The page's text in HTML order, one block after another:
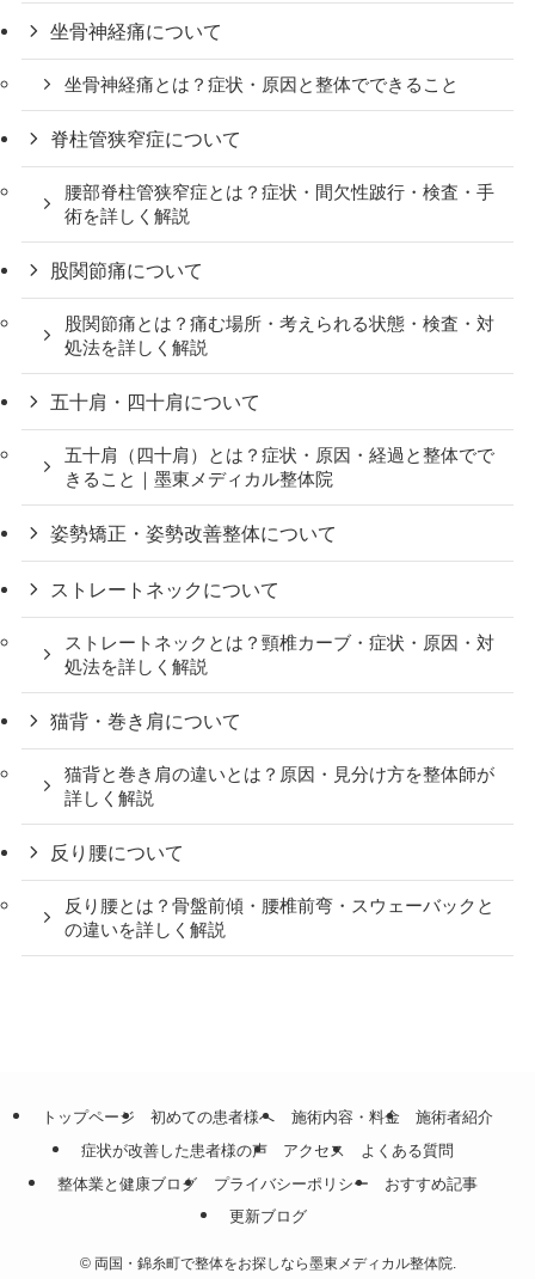
坐骨神経痛について
坐骨神経痛とは？症状・原因と整体でできること
脊柱管狭窄症について
腰部脊柱管狭窄症とは？症状・間欠性跛行・検査・手
術を詳しく解説
股関節痛について
股関節痛とは？痛む場所・考えられる状態・検査・対
処法を詳しく解説
五十肩・四十肩について
五十肩（四十肩）とは？症状・原因・経過と整体でで
きること｜墨東メディカル整体院
姿勢矯正・姿勢改善整体について
ストレートネックについて
ストレートネックとは？頸椎カーブ・症状・原因・対
処法を詳しく解説
猫背・巻き肩について
猫背と巻き肩の違いとは？原因・見分け方を整体師が
詳しく解説
反り腰について
反り腰とは？骨盤前傾・腰椎前弯・スウェーバックと
の違いを詳しく解説
トップページ 初めての患者様へ 施術内容・料金
施術者紹介
症状が改善した患者様の声
アクセス
よくある質問
整体業と健康ブログ
プライバシーポリシー
おすすめ記事
更新ブログ
©両国・錦糸町で整体をお探しなら墨東メディカル整体院.